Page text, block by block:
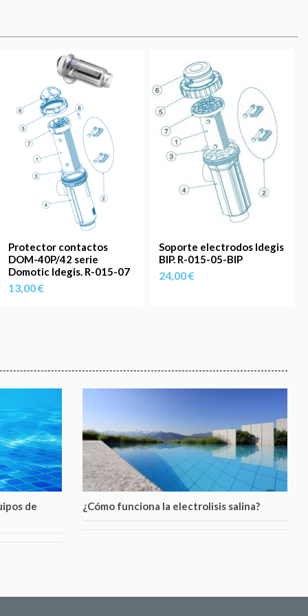
Protector contactos
DOM-40P/42 serie
Domotic Idegis. R-015-07
13,00 €
Soporte electrodos Idegis
BIP. R-015-05-BIP
24,00 €
de
¿Cómo funciona la electrolisis salina?